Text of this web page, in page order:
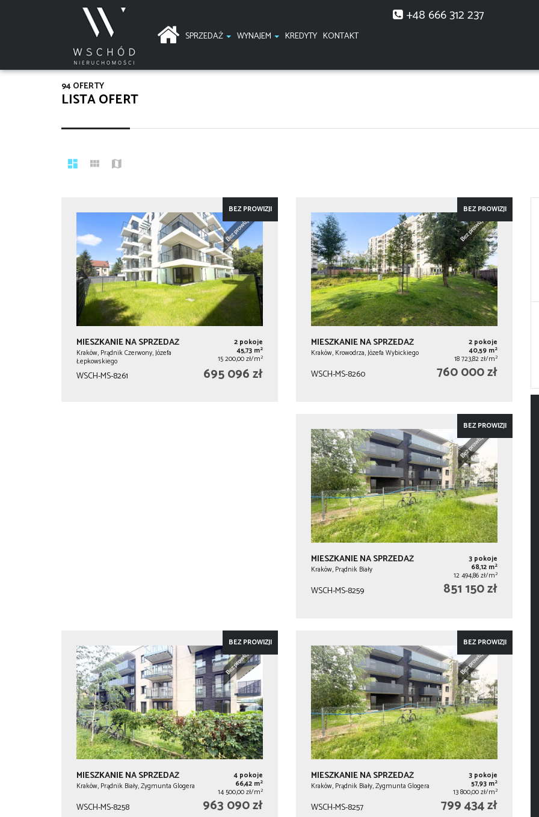
SPRZEDAŻ WYNAJEM KREDYTY KONTAKT
+48 666 312 237
LISTA OFERT
94 OFERTY
BEZ PROWIZJI
MIESZKANIE NA SPRZEDAŻ
Kraków, Prądnik Czerwony, Józefa
Łepkowskiego
2 pokoje
45,73 m2
15 200,00 zł/m2
WSCH-MS-8261 695 096 zł
BEZ PROWIZJI
MIESZKANIE NA SPRZEDAŻ
Kraków, Krowodrza, Józefa Wybickiego
2 pokoje
40,59 m2
18 723,82 zł/m2
WSCH-MS-8260 760 000 zł
BEZ PROWIZJI
MIESZKANIE NA SPRZEDAŻ
Kraków, Prądnik Biały
3 pokoje
68,12 m2
12 494,86 zł/m2
WSCH-MS-8259 851 150 zł
BEZ PROWIZJI
MIESZKANIE NA SPRZEDAŻ
Kraków, Prądnik Biały, Zygmunta Glogera
4 pokoje
66,42 m2
14 500,00 zł/m2
WSCH-MS-8258 963 090 zł
BEZ PROWIZJI
MIESZKANIE NA SPRZEDAŻ
Kraków, Prądnik Biały, Zygmunta Glogera
3 pokoje
57,93 m2
13 800,00 zł/m2
WSCH-MS-8257 799 434 zł